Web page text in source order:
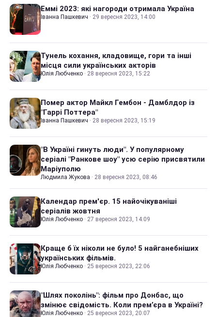
Еммі 2023: які нагороди отримала Україна
Іванна Пашкевич · 29 вересня 2023, 14:00
Тунель кохання, кладовище, гори та інші
місця сили українських акторів
Юлія Любченко · 28 вересня 2023, 15:22
Помер актор Майкл Гембон - Дамблдор із
"Гаррі Поттера"
Іванна Пашкевич · 28 вересня 2023, 15:19
"В Україні гинуть люди". У популярному
серіалі "Ранкове шоу" усю серію присвятили
Маріуполю
Людмила Жукова · 28 вересня 2023, 08:46
Календар прем'єр. 15 найочікуваніші
серіалів жовтня
Юлія Любченко · 27 вересня 2023, 14:09
Краще б їх ніколи не було! 5 найганебніших
українських фільмів.
Юлія Любченко · 25 вересня 2023, 22:06
"Шлях поколінь": фільм про Донбас, що
змінює свідомість. Коли прем’єра в Україні?
Юлія Любченко · 25 вересня 2023, 20:07